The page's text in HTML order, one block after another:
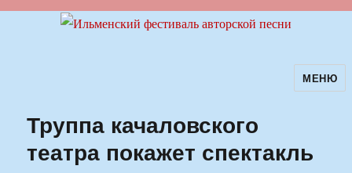
Ильменский фестиваль авторскойМЕНЮ
Труппа качаловского
театра покажет спектакль